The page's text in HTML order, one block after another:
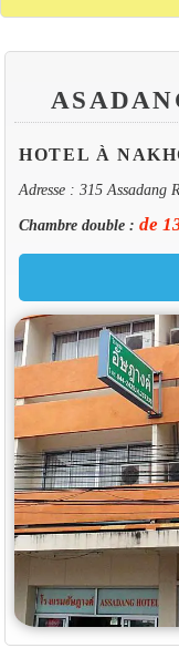
HOTEL À
Adresse : 315 Assadang
Chambre double : de